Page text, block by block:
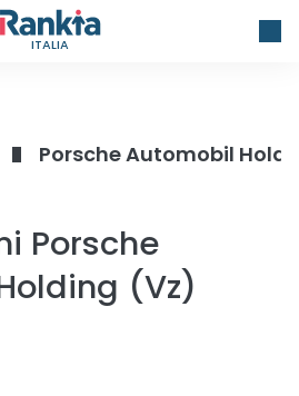
ITALIA
Porsche Automobil
Porsche
(Vz)